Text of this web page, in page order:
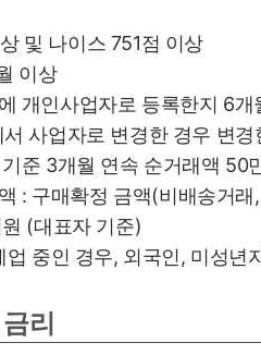
및 나이스 751점 이상
이상
개인사업자로 등록한지 6개
사업자로 변경한 경우 변
준 3개월 연속 순거래액 50
: 구매확정 금액(비배송거
(대표자 기준)
업 중인 경우, 외국인, 미성년
리